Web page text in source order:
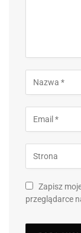
Zapisz
przeglądarce